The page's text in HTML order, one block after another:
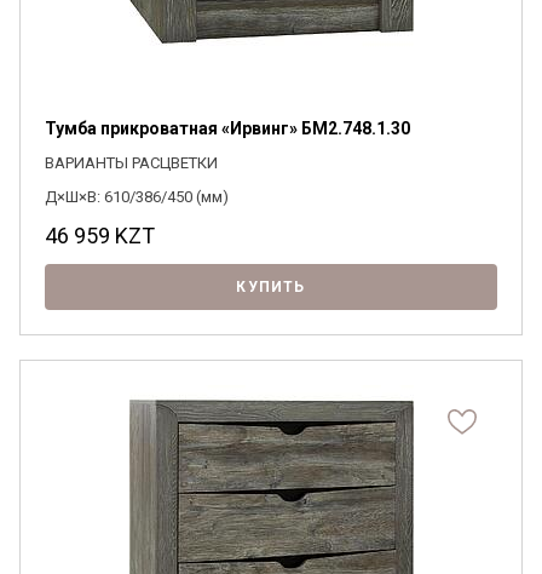
Тумба прикроватная «Ирвинг» БМ2.748.1.30
ВАРИАНТЫ РАСЦВЕТКИ
Д×Ш×В: 610/386/450 (мм)
46 959 KZT
КУПИТЬ